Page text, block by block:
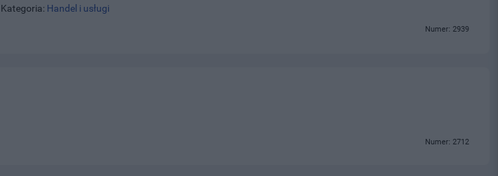
Kategoria: Handel i usługi
Numer: 2939
Numer: 2712